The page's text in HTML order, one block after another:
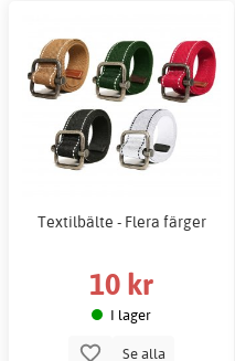
Textilbälte - Flera färger
10 kr
I lager
Se alla